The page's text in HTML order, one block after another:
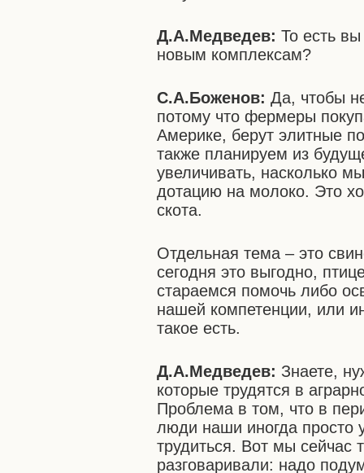
Д.А.Медведев: То есть вы
новым комплексам?
С.А.Боженов:Да, чтобы
потому что фермеры
Америке, берут элитные
также планируем из
увеличивать, насколько
дотацию на молоко. Это
скота.
Отдельная тема – это
сегодня это выгодно,
стараемся помочь либо
нашей компетенции, или
такое есть.
Д.А.Медведев: Знаете,
которые трудятся в
Проблема в том, что в
люди наши иногда просто
трудиться. Вот мы сейчас
разговаривали: надо